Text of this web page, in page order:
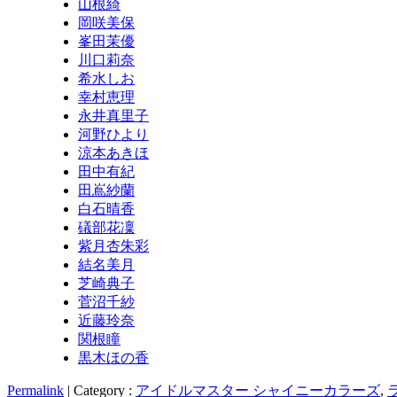
山根綺
岡咲美保
峯田茉優
川口莉奈
希水しお
幸村恵理
永井真里子
河野ひより
涼本あきほ
田中有紀
田嶌紗蘭
白石晴香
礒部花凜
紫月杏朱彩
結名美月
芝崎典子
菅沼千紗
近藤玲奈
関根瞳
黒木ほの香
Permalink | Category : アイドルマスター シャイニーカラーズ,